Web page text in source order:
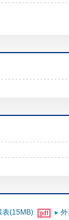
表(15MB)